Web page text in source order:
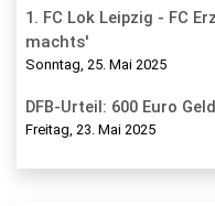
1. FC Lok Leipzig - FC
machts'
Sonntag, 25. Mai 2025
DFB-Urteil: 600 Euro
Freitag, 23. Mai 2025